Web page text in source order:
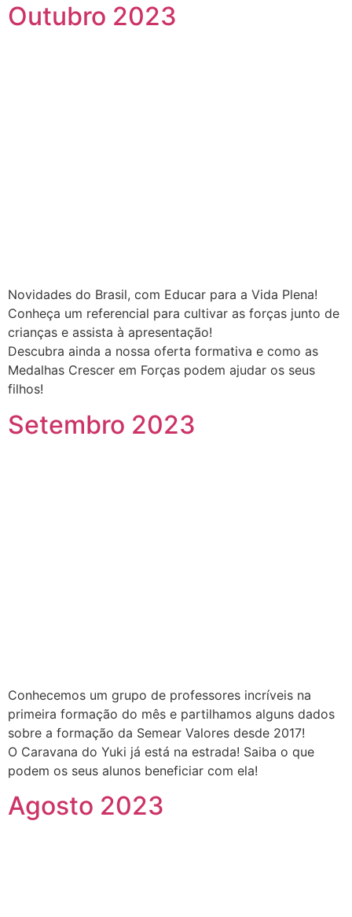
Outubro 2023
Novidades do Brasil, com Educar para a Vida Plena!
Conheça um referencial para cultivar as forças junto de
crianças e assista à apresentação!
Descubra ainda a nossa oferta formativa e como as
Medalhas Crescer em Forças podem ajudar os seus
filhos!
Setembro 2023
Conhecemos um grupo de professores incríveis na
primeira formação do mês e partilhamos alguns dados
sobre a formação da Semear Valores desde 2017!
O Caravana do Yuki já está na estrada! Saiba o que
podem os seus alunos beneficiar com ela!
Agosto 2023